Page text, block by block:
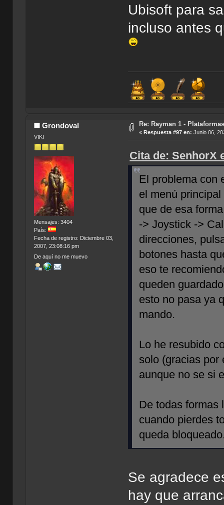
Ubisoft para
incluso antes
Grondoval
VIKI
Mensajes: 3404
País:
Fecha de registro: Diciembre 03,
2007, 23:08:16 pm
De aquí no me muevo
Re: Rayman 1 - Plataformas
« Respuesta #97 en: Junio 06,
Cita de: SenhorX
El problema con
el menú
que de esa
-> Joystick ->
direcciones,
botones hasta
eso te
queden
esto no pasa ya
mando.
Lo he resubido
solo (gracias por
aunque no se si
De todas formas
cuando pierdes
queda
Se agradece
hay que